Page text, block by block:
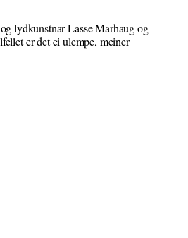
lydkunstnar Lasse Marhaug og
er det ei ulempe, meiner